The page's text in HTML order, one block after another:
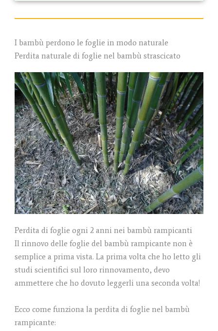
I bambù perdono le foglie in modo naturale
Perdita naturale di foglie nel bambù strascicato
Perdita di foglie ogni 2 anni nei bambù rampicanti
Il rinnovo delle foglie del bambù rampicante non è
semplice a prima vista. La prima volta che ho letto gli
studi scientifici sul loro rinnovamento, devo
ammettere che ho dovuto leggerli una seconda volta!
Ecco come funziona la perdita di foglie nel bambù
rampicante: